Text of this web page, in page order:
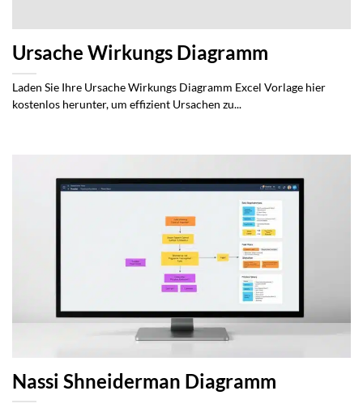
Ursache Wirkungs Diagramm
Laden Sie Ihre Ursache Wirkungs Diagramm Excel Vorlage hier
kostenlos herunter, um effizient Ursachen zu...
Nassi Shneiderman Diagramm